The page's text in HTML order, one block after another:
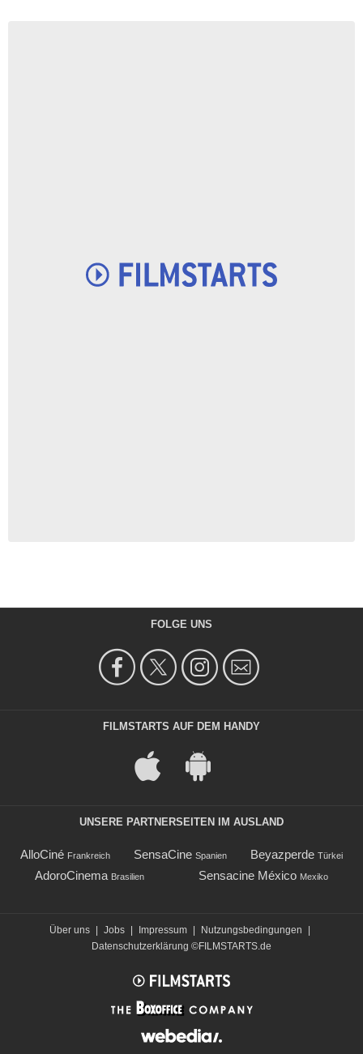
FOLGE UNS
FILMSTARTS AUF DEM HANDY
UNSERE PARTNERSEITEN IM AUSLAND
AlloCiné Frankreich SensaCine Spanien Beyazperde Türkei
AdoroCinema Brasilien Sensacine México Mexiko
Über uns Jobs Impressum Nutzungsbedingungen
Datenschutzerklärung ©FILMSTARTS.de